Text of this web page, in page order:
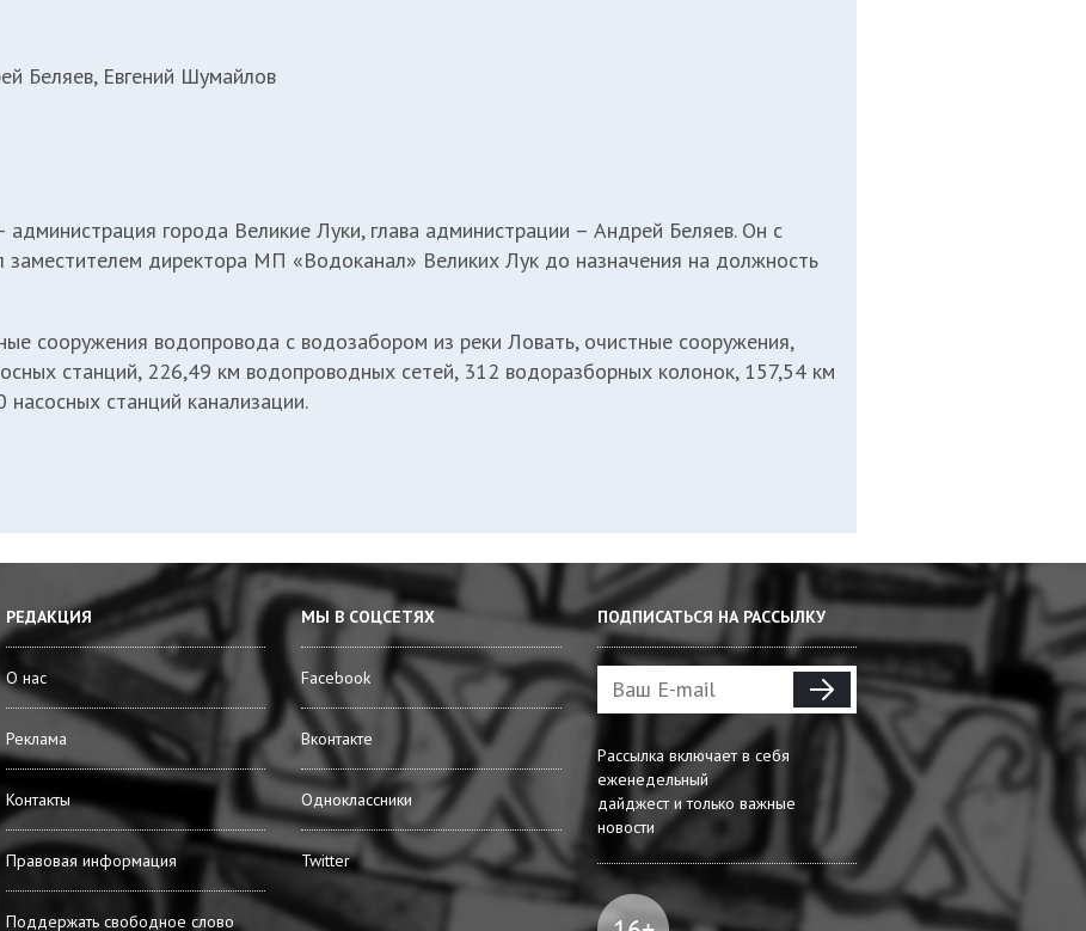
Беляев, Евгений Шумайлов
города Великие Луки, глава администрации – Андрей Беляев. Он с
заместителем директора МП «Водоканал» Великих Лук до назначения на должность
сооружения водопровода с водозабором из реки Ловать, очистные сооружения,
станций, 226,49 км водопроводных сетей, 312 водоразборных колонок, 157,54 км
насосных станций канализации.
РЕДАКЦИЯ
О нас
Реклама
Контакты
Правовая информация
Поддержать свободное слово
МЫ В СОЦСЕТЯХ
Facebook
Вконтакте
Одноклассники
Twitter
ПОДПИСАТЬСЯ НА РАССЫЛКУ
Рассылка включает в себя
еженедельный
дайджест и только важные
новости